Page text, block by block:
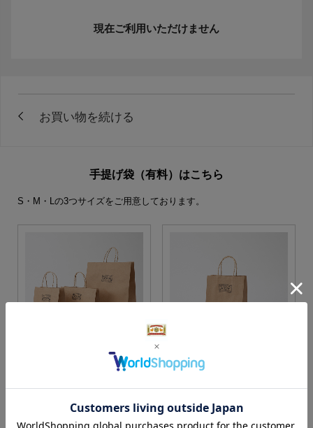
現在ご利用いただけません
手提げ袋（有料）はこちら
S・M・Lの3つサイズをご用意しております。
S・M・Lサイズより当店に
カートに入れる
Sサイズ
カートに入れる